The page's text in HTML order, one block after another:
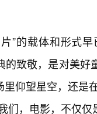
”的载体和形式
的致敬，是对美
仰望星空，还是
们，电影，不仅